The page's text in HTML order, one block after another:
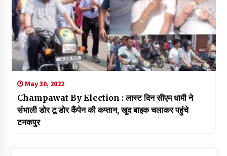
May 30, 2022
Champawat By Election : लास्ट दिन सीएम धामी ने
संभाली डोर टू डोर कैंपेन की कप्तान, खुद बाइक चलाकर पहुंचे
टनकपुर